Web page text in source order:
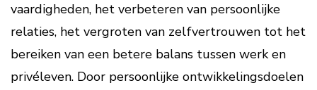
vaardigheden, het verbeteren van persoonlijke
relaties, het vergroten van zelfvertrouwen tot het
bereiken van een betere balans tussen werk en
privéleven. Door persoonlijke ontwikkelingsdoelen